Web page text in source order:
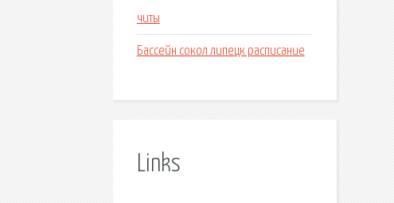
читы
Бассейн сокол липецк расписание
Links